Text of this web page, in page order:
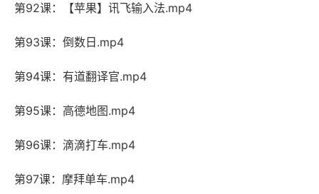
第92课：【苹果】讯飞输入法.mp4
第93课：倒数日.mp4
第94课：有道翻译官.mp4
第95课：高德地图.mp4
第96课：滴滴打车.mp4
第97课：摩拜单车.mp4